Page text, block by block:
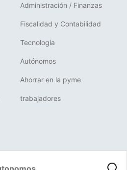
Administración / Finanzas
Fiscalidad y Contabilidad
Tecnología
Autónomos
Ahorrar en la pyme
trabajadores